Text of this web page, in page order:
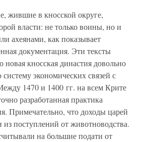
жившие в кносской округе,
власти: не только воины, но и
ахеянами, как показывает
документация. Эти тексты
новая кносская династия довольно
экономических связей с
1470 и 1400 гг. на всем Крите
разработанная практика
Примечательно, что доходы царей
из поступлений от животноводства.
на большие подати от